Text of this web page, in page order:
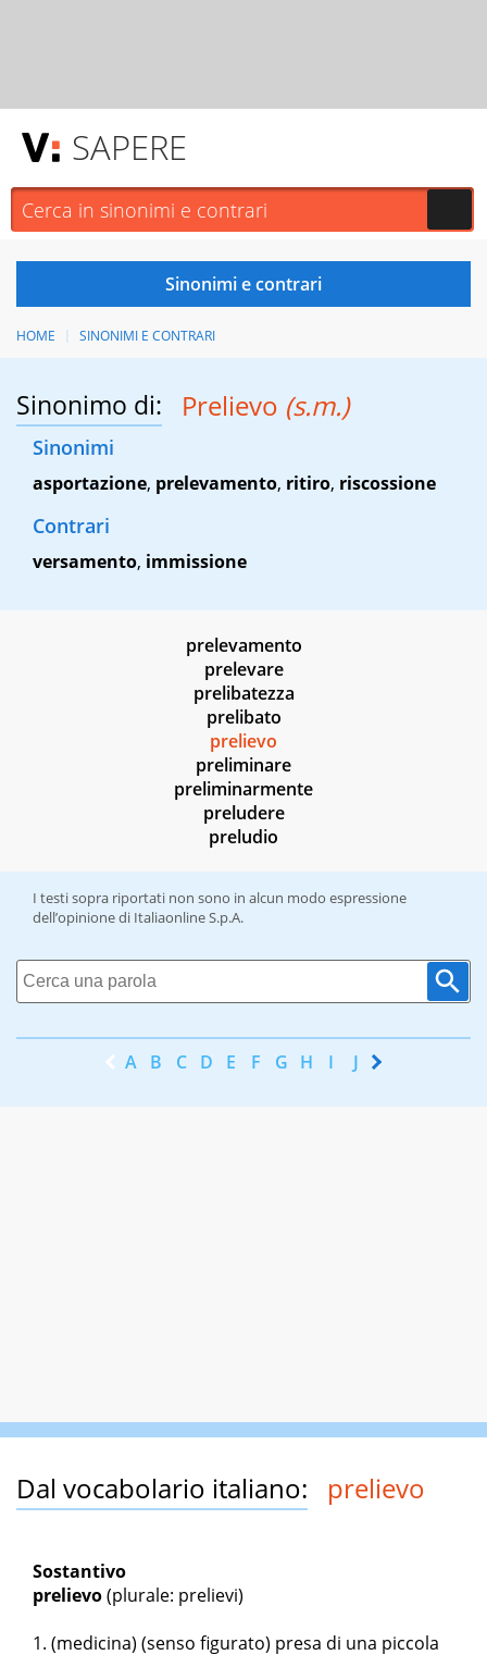
SAPERE
HOME SINONIMI E CONTRARI
Sinonimo di: Prelievo (s.m.)
Sinonimi
asportazione, prelevamento, ritiro, riscossione
Contrari
versamento, immissione
prelevamento
prelevare
prelibatezza
prelibato
prelievo
preliminare
preliminarmente
preludere
preludio
I testi sopra riportati non sono in alcun modo espressione
dell’opinione di Italiaonline S.p.A.
A B C D E F G H I J K
Dal vocabolario italiano: prelievo
Sostantivo
prelievo(plurale: prelievi)
(medicina) (senso figurato) presa di una piccola